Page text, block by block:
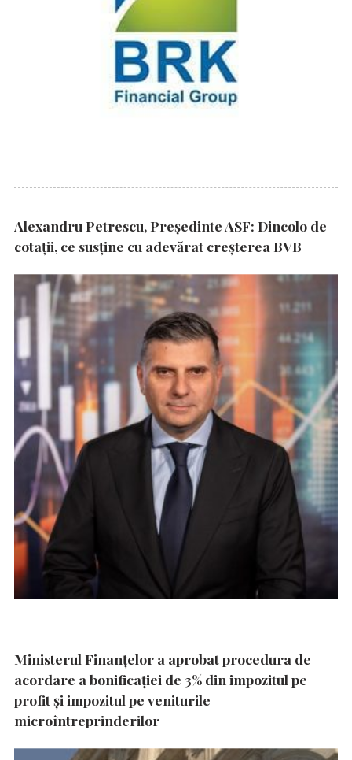
Alexandru Petrescu, Președinte ASF: Dincolo de
cotații, ce susține cu adevărat creșterea BVB
Ministerul Finanțelor a aprobat procedura de
acordare a bonificației de 3% din impozitul pe
profit și impozitul pe veniturile
microîntreprinderilor